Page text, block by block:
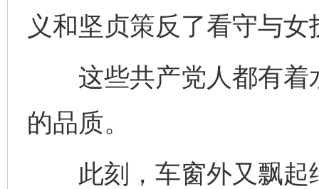
义和坚贞策反了看守与女
这些共产党人都有着
的品质。
此刻，车窗外又飘起